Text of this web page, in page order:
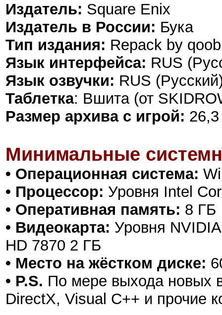
Издатель: Square Enix
Издатель в России: Бука
Тип издания: Repack by qoob
Язык интерфейса: RUS
Язык озвучки: RUS
Таблетка: Вшита (от
Размер архива с игрой:
Минимальные
• Операционная система:
• Процессор: Уровня Intel
• Оперативная память: 8 ГБ
• Видеокарта: Уровня
HD 7870 2 ГБ
• Место на жёстком диске:
• P.S. По мере выхода новых
DirectX, Visual C++ и прочие